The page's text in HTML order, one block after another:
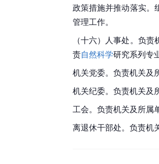
政策措施并推动落实。
管理工作。
（十六）人事处。负
责自然科学研究系列专
机关党委。负责机关及
机关纪委。负责机关及
工会。负责机关及所属
离退休干部处。负责机